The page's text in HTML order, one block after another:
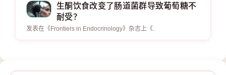
生酮饮食改变了肠道菌群导致葡萄糖不
耐受？
发表在《Frontiers in Endocrinology》杂志上《.